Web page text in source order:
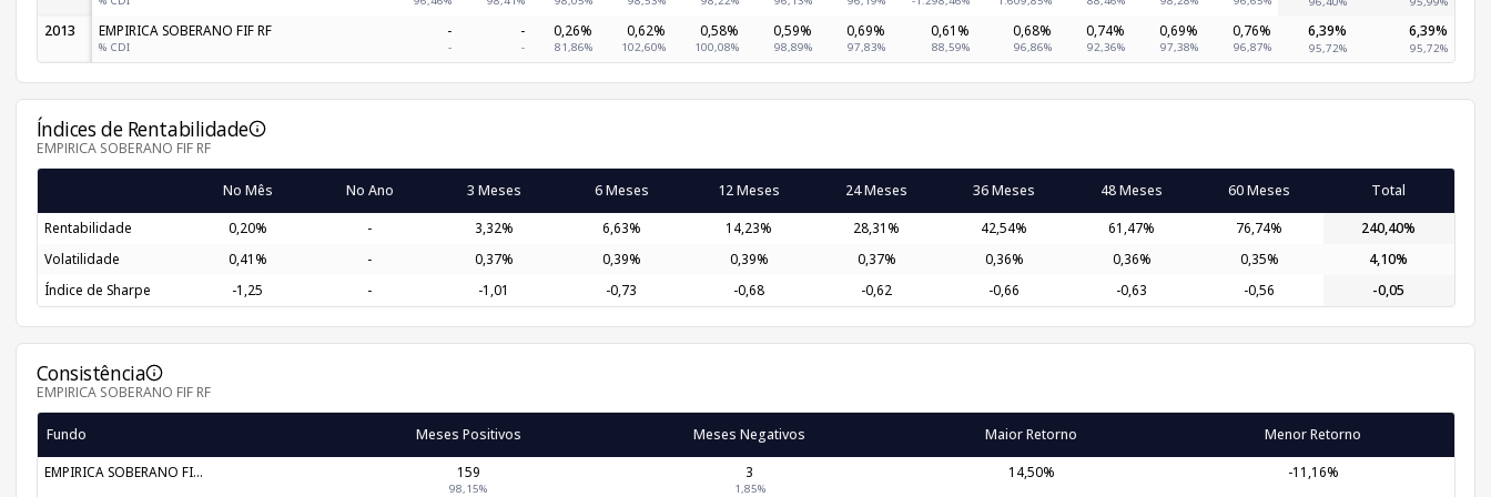
2013 EMPIRICA SOBERANO FIF RF
% CDI
-
-
-
-
0,26%
81,86%
0,62%
102,60%
0,58%
100,08%
0,59%
98,89%
0,69%
97,83%
0,61%
88,59%
0,68%
96,86%
0,74%
92,36%
0,69%
97,38%
0,76%
96,87%
6,39%
95,72%
6,39%
95,72%
Índices de Rentabilidade
EMPIRICA SOBERANO FIF RF
No Mês No Ano 3 Meses 6 Meses 12 Meses 24 Meses 36 Meses 48 Meses 60 Meses Total
Rentabilidade 0,20% - 3,32% 6,63% 14,23% 28,31% 42,54% 61,47% 76,74% 240,40%
Volatilidade 0,41% - 0,37% 0,39% 0,39% 0,37% 0,36% 0,36% 0,35% 4,10%
Índice de Sharpe -1,25 - -1,01 -0,73 -0,68 -0,62 -0,66 -0,63 -0,56 -0,05
Consistência
EMPIRICA SOBERANO FIF RF
Fundo Meses Positivos Meses Negativos Maior Retorno Menor Retorno
EMPIRICA SOBERANO FI... 159
98,15%
3
1,85%
14,50% -11,16%